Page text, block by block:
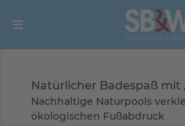
Natürlicher Badespaß mit
Nachhaltige Naturpools
ökologischen Fußabdruck